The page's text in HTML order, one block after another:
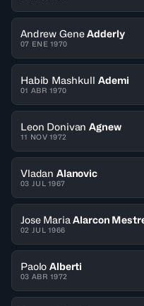
Andrew Gene Adderly
07 ENE 1970
Habib Mashkull Ademi
01 ABR 1970
Leon Donivan Agnew
11 NOV 1972
Vladan Alanovic
03 JUL 1967
Jose Maria Alarcon
02 JUL 1966
Paolo Alberti
03 ABR 1972